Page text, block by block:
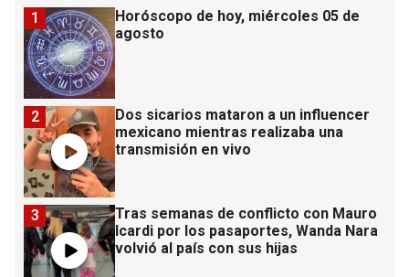
Horóscopo de hoy, miércoles 05 de
agosto
1
Dos sicarios mataron a un influencer
mexicano mientras realizaba una
transmisión en vivo
2
Tras semanas de conflicto con Mauro
Icardi por los pasaportes, Wanda Nara
volvió al país con sus hijas
3